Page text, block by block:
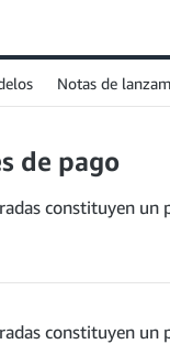
Notas de
de pago
constituyen
constituyen un